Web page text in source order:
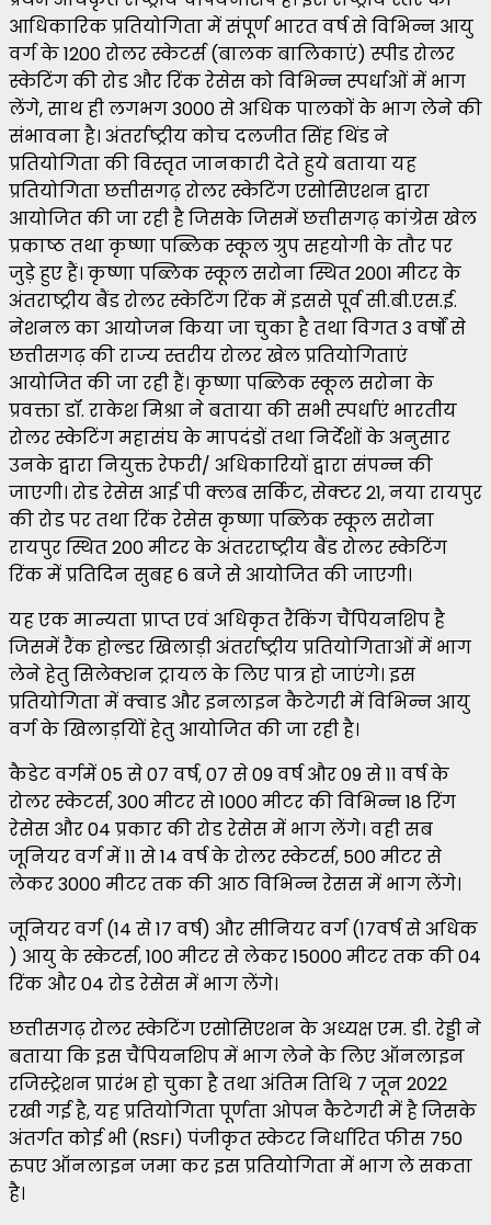
आधिकारिक प्रतियोगिता में संपूर्ण भारत वर्ष से विभिन्न आयु
वर्ग के 1200 रोलर स्केटर्स (बालक बालिकाएं) स्पीड रोलर
स्केटिंग की रोड और रिंक रेसेस को विभिन्न स्पर्धाओं में भाग
लेंगे, साथ ही लगभग 3000 से अधिक पालकों के भाग लेने की
संभावना है। अंतर्राष्ट्रीय कोच दलजीत सिंह थिंड ने
प्रतियोगिता की विस्तृत जानकारी देते हुये बताया यह
प्रतियोगिता छत्तीसगढ़ रोलर स्केटिंग एसोसिएशन द्वारा
आयोजित की जा रही है जिसके जिसमें छत्तीसगढ़ कांग्रेस खेल
प्रकाष्ठ तथा कृष्णा पब्लिक स्कूल ग्रुप सहयोगी के तौर पर
जुड़े हुए हैं। कृष्णा पब्लिक स्कूल सरोना स्थित 2001 मीटर के
अंतराष्ट्रीय बैंड रोलर स्केटिंग रिंक में इससे पूर्व सी.बी.एस.ई.
नेशनल का आयोजन किया जा चुका है तथा विगत 3 वर्षों से
छत्तीसगढ़ की राज्य स्तरीय रोलर खेल प्रतियोगिताएं
आयोजित की जा रही हैं। कृष्णा पब्लिक स्कूल सरोना के
प्रवक्ता डॉ. राकेश मिश्रा ने बताया की सभी स्पर्धाएं भारतीय
रोलर स्केटिंग महासंघ के मापदंडों तथा निर्देशों के अनुसार
उनके द्वारा नियुक्त रेफरी/ अधिकारियों द्वारा संपन्न की
जाएगी। रोड रेसेस आई पी क्लब सर्किट, सेक्टर 21, नया रायपुर
की रोड पर तथा रिंक रेसेस कृष्णा पब्लिक स्कूल सरोना
रायपुर स्थित 200 मीटर के अंतरराष्ट्रीय बैंड रोलर स्केटिंग
रिंक में प्रतिदिन सुबह 6 बजे से आयोजित की जाएगी।
यह एक मान्यता प्राप्त एवं अधिकृत रैंकिंग चैंपियनशिप है
जिसमें रैंक होल्डर खिलाड़ी अंतर्राष्ट्रीय प्रतियोगिताओं में भाग
लेने हेतु सिलेक्शन ट्रायल के लिए पात्र हो जाएंगे। इस
प्रतियोगिता में क्वाड और इनलाइन कैटेगरी में विभिन्न आयु
वर्ग के खिलाड़यिों हेतु आयोजित की जा रही है।
कैडेट वर्गमें 05 से 07 वर्ष, 07 से 09 वर्ष और 09 से 11 वर्ष के
रोलर स्केटर्स, 300 मीटर से 1000 मीटर की विभिन्न 18 रिंग
रेसेस और 04 प्रकार की रोड रेसेस में भाग लेंगे। वही सब
जूनियर वर्ग में 11 से 14 वर्ष के रोलर स्केटर्स, 500 मीटर से
लेकर 3000 मीटर तक की आठ विभिन्न रेसस में भाग लेंगे।
जूनियर वर्ग (14 से 17 वर्ष) और सीनियर वर्ग (17वर्ष से अधिक
) आयु के स्केटर्स, 100 मीटर से लेकर 15000 मीटर तक की 04
रिंक और 04 रोड रेसेस में भाग लेंगे।
छत्तीसगढ़ रोलर स्केटिंग एसोसिएशन के अध्यक्ष एम. डी. रेड्डी ने
बताया कि इस चैंपियनशिप में भाग लेने के लिए ऑनलाइन
रजिस्ट्रेशन प्रारंभ हो चुका है तथा अंतिम तिथि 7 जून 2022
रखी गई है, यह प्रतियोगिता पूर्णता ओपन कैटेगरी में है जिसके
अंतर्गत कोई भी (RSFI) पंजीकृत स्केटर निर्धारित फीस 750
रुपए ऑनलाइन जमा कर इस प्रतियोगिता में भाग ले सकता
है।